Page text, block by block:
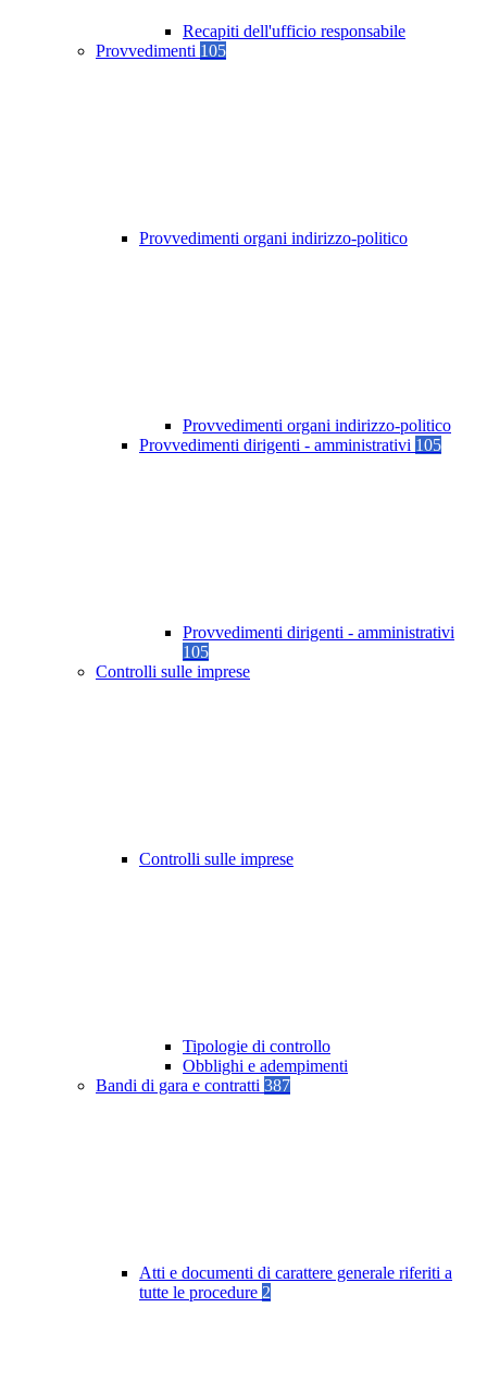
Recapiti dell'ufficio responsabile
Provvedimenti 105
Provvedimenti organi indirizzo-politico
Provvedimenti organi indirizzo-politico
Provvedimenti dirigenti - amministrativi 105
Provvedimenti dirigenti - amministrativi
105
Controlli sulle imprese
Controlli sulle imprese
Tipologie di controllo
Obblighi e adempimenti
Bandi di gara e contratti 387
Atti e documenti di carattere generale riferiti a
tutte le procedure 2